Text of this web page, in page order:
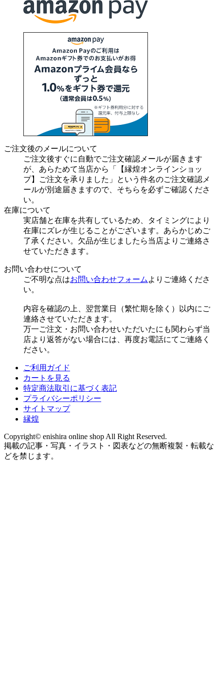
ご注文後のメールについて
ご注文後すぐに自動でご注文確認メールが届きます
が、あらためて当店から「【縁煌オンラインショッ
プ】ご注文を承りました」という件名のご注文確認メ
ールが別途届きますので、そちらを必ずご確認くださ
い。
在庫について
実店舗と在庫を共有しているため、タイミングにより
在庫にズレが生じることがございます。あらかじめご
了承ください。欠品が生じましたら当店よりご連絡さ
せていただきます。
お問い合わせについて
ご不明な点はお問い合わせフォーム よりご連絡くださ
い。
内容を確認の上、翌営業日（繁忙期を除く）以内にご
連絡させていただきます。
万一ご注文・お問い合わせいただいたにも関わらず当
店より返答がない場合には、再度お電話にてご連絡く
ださい。
ご利用ガイド
カートを見る
特定商法取引に基づく表記
プライバシーポリシー
サイトマップ
縁煌
Copyright© enishira online shop All Right Reserved.
掲載の記事・写真・イラスト・図表などの無断複製・転載な
どを禁じます。